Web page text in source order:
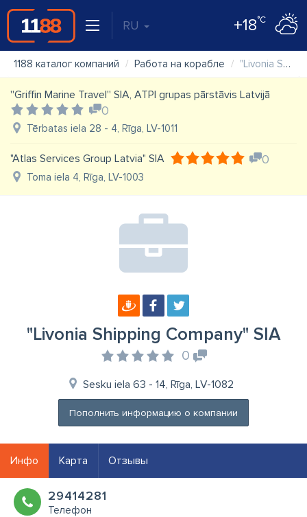
RU +18°C
1188 каталог компаний Работа на корабле "Livonia Shipping Company" SIA
''Griffin Marine Travel'' SIA, ATPI grupas pārstāvis Latvijā
0
Tērbatas iela 28 - 4, Rīga, LV-1011
"Atlas Services Group Latvia" SIA 0
Toma iela 4, Rīga, LV-1003
"Livonia Shipping Company" SIA
0
Sesku iela 63 - 14, Rīga, LV-1082
Пополнить информацию о компании
Инфо Карта Отзывы
29414281
Телефон